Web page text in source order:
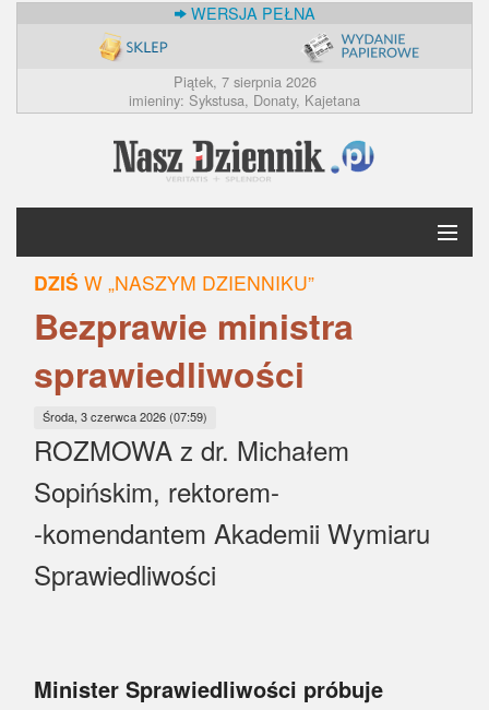
WERSJA PEŁNA
Piątek, 7 sierpnia 2026
imieniny: Sykstusa, Donaty, Kajetana
Krótko
Polska
Świat
Ekonomia
Myśl
Wiara
DZIŚ W „NASZYM DZIENNIKU”
Bezprawie ministra
sprawiedliwości
Środa, 3 czerwca 2026 (07:59)
ROZMOWA z dr. Michałem
Sopińskim, rektorem-
-komendantem Akademii Wymiaru
Sprawiedliwości
Minister Sprawiedliwości próbuje